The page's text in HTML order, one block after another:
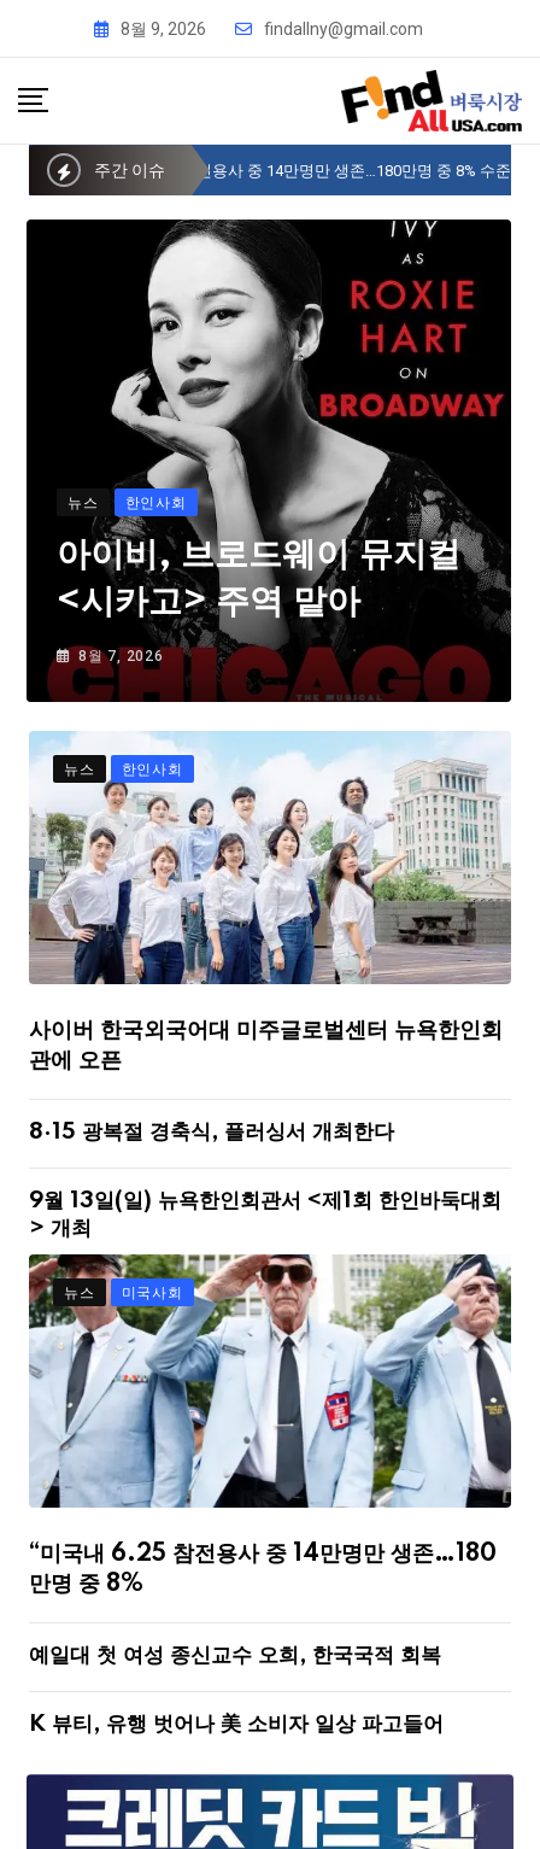
8월 9, 2026 findallny@gmail.com
주간 이슈 사이버 한국외국어대 미주글로벌센터 뉴욕
뉴스 한인사회
아이비, 브로드웨이 뮤지컬
<시카고> 주역 맡아
8월 7, 2026
뉴스 한인사회
사이버 한국외국어대 미주글로벌센터 뉴욕한인회
관에 오픈
8·15 광복절 경축식, 플러싱서 개최한다
9월 13일(일) 뉴욕한인회관서 <제1회 한인바둑대회
> 개최
뉴스 미국사회
“미국내 6.25 참전용사 중 14만명만 생존…180
만명 중 8%
예일대 첫 여성 종신교수 오희, 한국국적 회복
K 뷰티, 유행 벗어나 美 소비자 일상 파고들어